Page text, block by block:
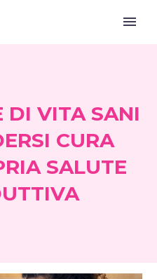
DI VITA SANI
CURA
SALUTE